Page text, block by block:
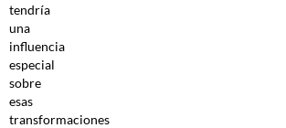
tendría
una
influencia
especial
sobre
esas
transformaciones